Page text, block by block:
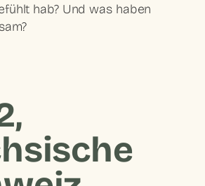
hab? Und was haben